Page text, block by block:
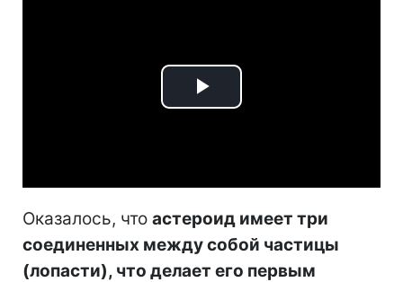
Play
Оказалось, что астероид имеет три
соединенных между собой частицы
(лопасти), что делает его первым